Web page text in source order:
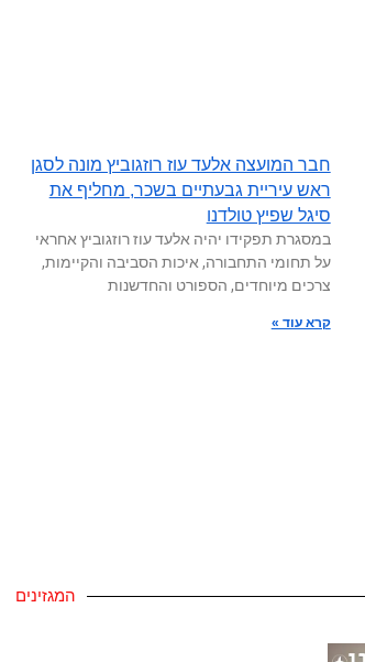
חבר המועצה אלעד עוז רוזגוביץ מונה לסגן
ראש עיריית גבעתיים בשכר, מחליף את
סיגל שפיץ טולדנו
במסגרת תפקידו יהיה אלעד עוז רוזגוביץ אחראי
על תחומי התחבורה, איכות הסביבה והקיימות,
צרכים מיוחדים, הספורט והחדשנות
קרא עוד »
המגזינים